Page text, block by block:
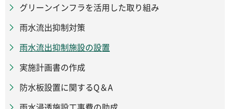
グリーンインフラを活用した取り組み
雨水流出抑制対策
雨水流出抑制施設の設置
実施計画書の作成
防水板設置に関するQ＆A